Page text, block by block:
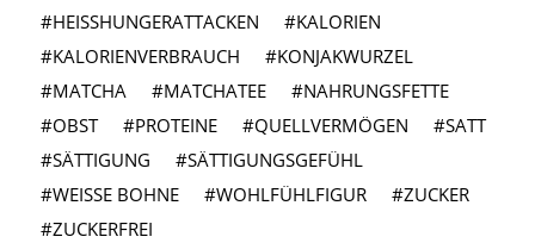
HEISSHUNGERATTACKEN
KALORIEN
KALORIENVERBRAUCH
KONJAKWURZEL
MATCHA
MATCHATEE
NAHRUNGSFETTE
OBST
PROTEINE QUELLVERMÖGEN
SATT
SÄTTIGUNG
SÄTTIGUNGSGEFÜHL
WEISSE BOHNE
WOHLFÜHLFIGUR
ZUCKER
ZUCKERFREI